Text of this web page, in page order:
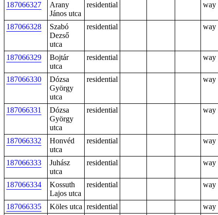
187066327
Arany
János utca
residential way
187066328
Szabó
Dezső
utca
residential way
187066329
Bojtár
utca
residential way
187066330
Dózsa
György
utca
residential way
187066331
Dózsa
György
utca
residential way
187066332
Honvéd
utca
residential way
187066333
Juhász
utca
residential way
187066334
Kossuth
Lajos utca
residential way
187066335 Köles utca residential
way